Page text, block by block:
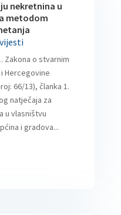
nekretnina u
metodom
Zakona o stvarnim
Hercegovine
66/13), članka 1.
natječaja za
u vlasništvu
i gradova...